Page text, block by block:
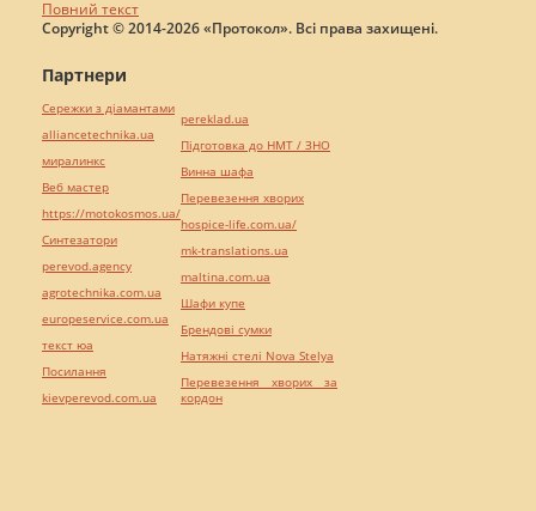
Повний текст
Copyright © 2014-2026 «Протокол». Всі права захищені.
Партнери
Сережки з діамантами
alliancetechnika.ua
миралинкс
Веб мастер
https://motokosmos.ua/
Синтезатори
perevod.agency
agrotechnika.com.ua
europeservice.com.ua
текст юа
Посилання
kievperevod.com.ua
pereklad.ua
Підготовка до НМТ / ЗНО
Винна шафа
Перевезення хворих
hospice-life.com.ua/
mk-translations.ua
maltina.com.ua
Шафи купе
Брендові сумки
Натяжні стелі Nova Stelya
Перевезення хворих за
кордон